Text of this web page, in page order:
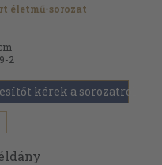
életmű-sorozat
2
kérek a sorozatról